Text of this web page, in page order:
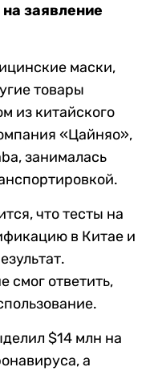
заявление
маски,
товары
из китайского
«Цайняо»,
занималась
что тесты на
в Китае и
смог ответить,
$14 млн на
а